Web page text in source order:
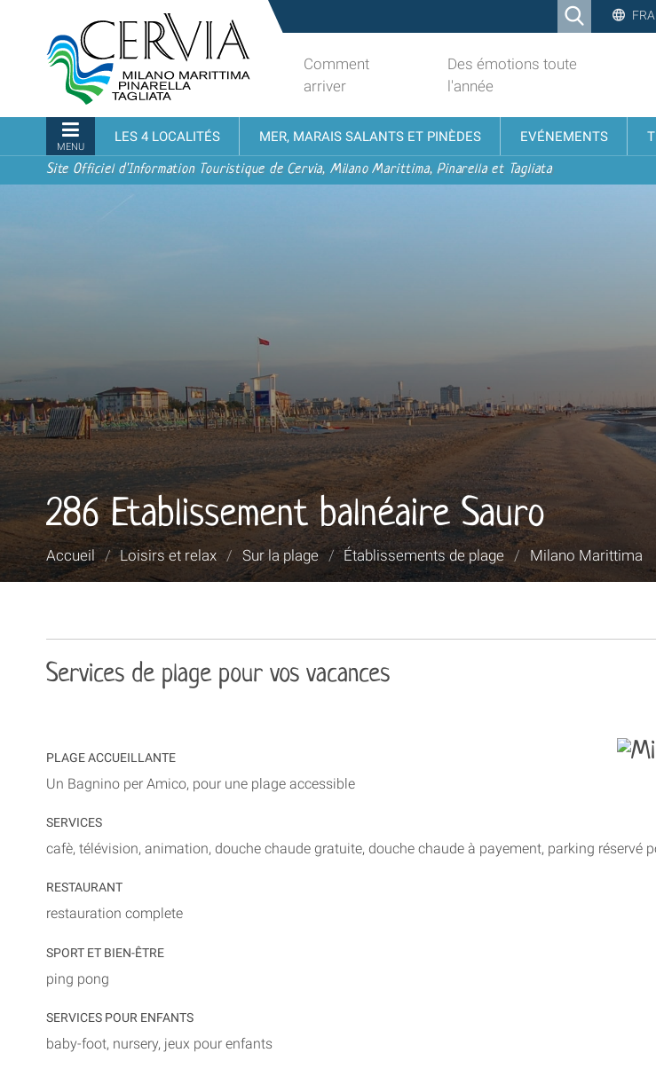
contenu.
à
navigation
Ricerca
Search…
turistico
ufficiale
Cervia,
Milano
Marittima,
Pinarella,
Tagliata
Comment
arriver
Des émotions toute
l'année
Navigation
MENU
LES 4 LOCALITÉS MER, MARAIS SALANTS ET PINÈDES EVÉNEMENTS
Site Officiel d'Information Touristique de Cervia, Milano Marittima, Pinarella et Tagliata
286 Etablissement balnéaire Sauro
Vous
êtes
Accueil / Loisirs et relax / Sur la plage / Établissements de plage / Milano Marittima
Services de plage pour vos vacances
PLAGE ACCUEILLANTE
Un Bagnino per Amico, pour une plage accessible
SERVICES
cafè, télévision, animation, douche chaude gratuite, douche chaude à payement, parking réservé
RESTAURANT
restauration complete
SPORT ET BIEN-ÊTRE
ping pong
SERVICES POUR ENFANTS
baby-foot, nursery, jeux pour enfants